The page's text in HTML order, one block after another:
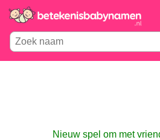
Nieuw spel om met